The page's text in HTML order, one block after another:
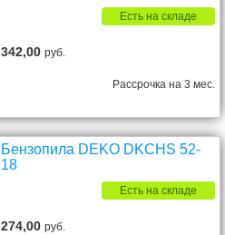
Есть на складе
342,00руб.
Рассрочка на 3 мес.
Бензопила DEKO DKCHS 52-
18
Есть на складе
274,00руб.